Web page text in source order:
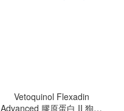
Vetoquinol Flexadin
Advanced 膠原蛋白 II 狗關